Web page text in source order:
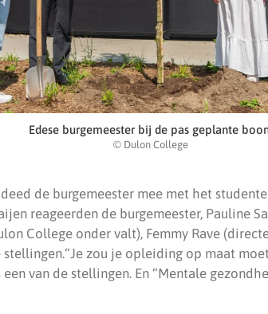
Edese burgemeester bij de pas geplante
© Dulon College
de burgemeester mee met het
reageerden de burgemeester, Pauline
College onder valt), Femmy Rave
zou je opleiding op maat
van de stellingen. En “Mentale